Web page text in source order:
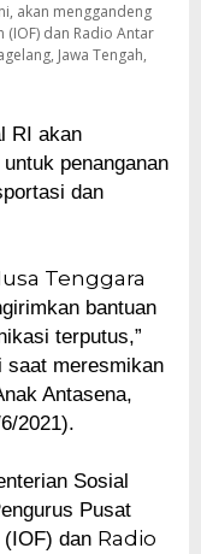
akan menggandeng
dan Radio Antar
Jawa Tengah,
RI akan
penanganan
dan
Tenggara
bantuan
terputus,”
saat meresmikan
Antasena,
2021).
Sosial
Pusat
(IOF) dan Radio